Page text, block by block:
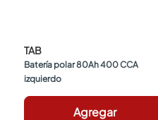
TAB
Batería polar 80Ah 400 CCA
izquierdo
Agregar